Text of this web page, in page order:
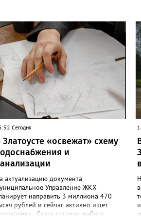
Сегодня
Златоусте «освежат» схему
и
актуализацию документа
Управление ЖКХ
направить 3 миллиона 470
рублей и сейчас активно ищет
Сдать готовую работу